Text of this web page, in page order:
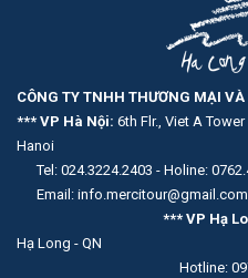
CÔNG TY TNHH THƯƠNG MẠI
*** VP Hà Nội: 6th Flr., Viet A
Hanoi
Tel: 024.3224.2403 - Holine:
Email:
*** VP Hạ
Hạ Long - QN
Hotline: